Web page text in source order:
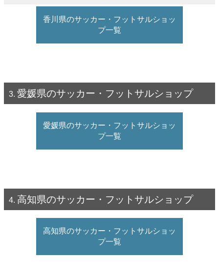
香川県のサッカー・フットサルショッ
プ一覧
愛媛県のサッカー・フットサルショップ
愛媛県のサッカー・フットサルショッ
プ一覧
高知県のサッカー・フットサルショップ
高知県のサッカー・フットサルショッ
プ一覧